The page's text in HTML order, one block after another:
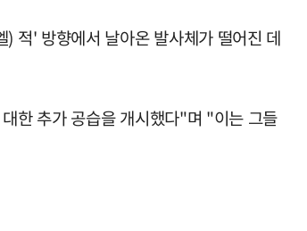
적' 방향에서 날아온 발사체가 떨어진 데
한 추가 공습을 개시했다"며 "이는 그들